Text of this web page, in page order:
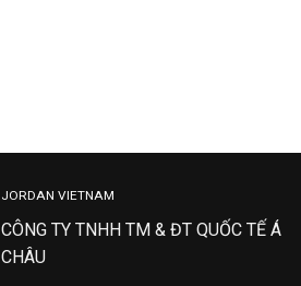
JORDAN VIETNAM
CÔNG TY TNHH TM & ĐT QUỐC TẾ Á
CHÂU